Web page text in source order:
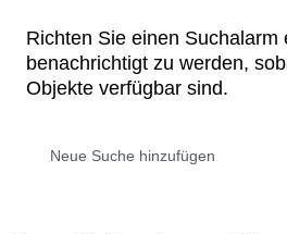
Richten Sie einen Suchalarm
benachrichtigt zu werden,
Objekte verfügbar sind.